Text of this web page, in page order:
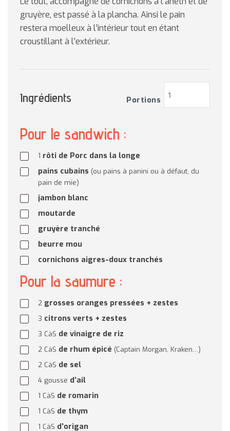
gruyère, est passé à la plancha. Ainsi le pain
restera moelleux à l’intérieur tout en étant
croustillant à l’extérieur.
Ingrédients Portions
Pour le sandwich :
1 rôti de Porc dans la longe
pains cubains (ou pains à panini ou à défaut, du
pain de mie)
jambon blanc
moutarde
gruyère tranché
beurre mou
cornichons aigres-doux tranchés
Pour la saumure :
2 grosses oranges pressées + zestes
3 citrons verts + zestes
3 CàS de vinaigre de riz
2 CàS de rhum épicé (Captain Morgan, Kraken…)
2 CàS de sel
4 gousse d’ail
1 CàS de romarin
1 CàS de thym
1 CàS d’origan